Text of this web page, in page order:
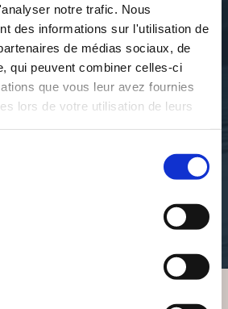
notre trafic. Nous
des informations sur l'utilisation de
de médias sociaux, de
qui peuvent combiner celles-ci
que vous leur avez fournies
lors de votre utilisation de leurs